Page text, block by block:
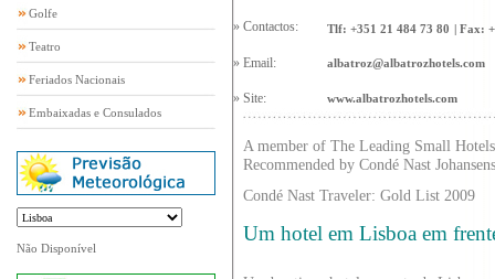
Golfe
Teatro
Feriados Nacionais
Embaixadas e Consulados
Não Disponível
» Contactos: Tlf: +351 21 484 73 80 | Fax:
» Email: albatroz@albatrozhotels.com
» Site: www.albatrozhotels.com
A member of The Leading Small
Recommended by Condé Nast Johansens
Condé Nast Traveler: Gold List 2009
Um hotel em Lisboa em